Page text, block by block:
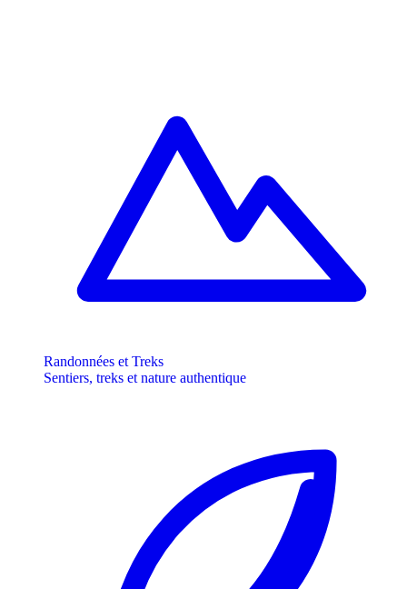
Randonnées et Treks
Sentiers, treks et nature authentique